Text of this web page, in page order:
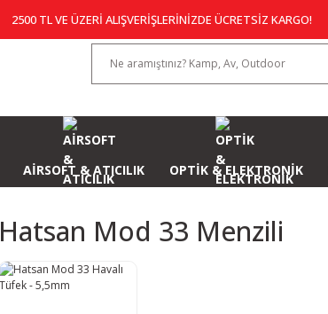
2500 TL VE ÜZERİ ALIŞVERİŞLERİNİZDE ÜCRETSİZ KARGO!
AİRSOFT & ATICILIK OPTİK & ELEKTRONİK
Hatsan Mod 33 Menzili